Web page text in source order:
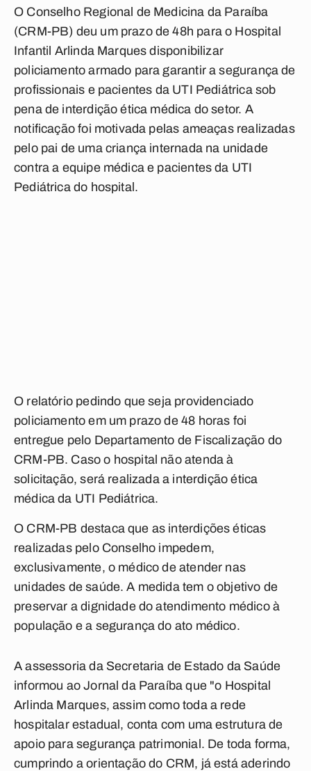
O Conselho Regional de Medicina da Paraíba
(CRM-PB) deu um prazo de 48h para o Hospital
Infantil Arlinda Marques disponibilizar
policiamento armado para garantir a segurança de
profissionais e pacientes da UTI Pediátrica sob
pena de interdição ética médica do setor. A
notificação foi motivada pelas ameaças realizadas
pelo pai de uma criança internada na unidade
contra a equipe médica e pacientes da UTI
Pediátrica do hospital.
O relatório pedindo que seja providenciado
policiamento em um prazo de 48 horas foi
entregue pelo Departamento de Fiscalização do
CRM-PB. Caso o hospital não atenda à
solicitação, será realizada a interdição ética
médica da UTI Pediátrica.
O CRM-PB destaca que as interdições éticas
realizadas pelo Conselho impedem,
exclusivamente, o médico de atender nas
unidades de saúde. A medida tem o objetivo de
preservar a dignidade do atendimento médico à
população e a segurança do ato médico.
A assessoria da Secretaria de Estado da Saúde
informou ao Jornal da Paraíba que "o Hospital
Arlinda Marques, assim como toda a rede
hospitalar estadual, conta com uma estrutura de
apoio para segurança patrimonial. De toda forma,
cumprindo a orientação do CRM, já está aderindo